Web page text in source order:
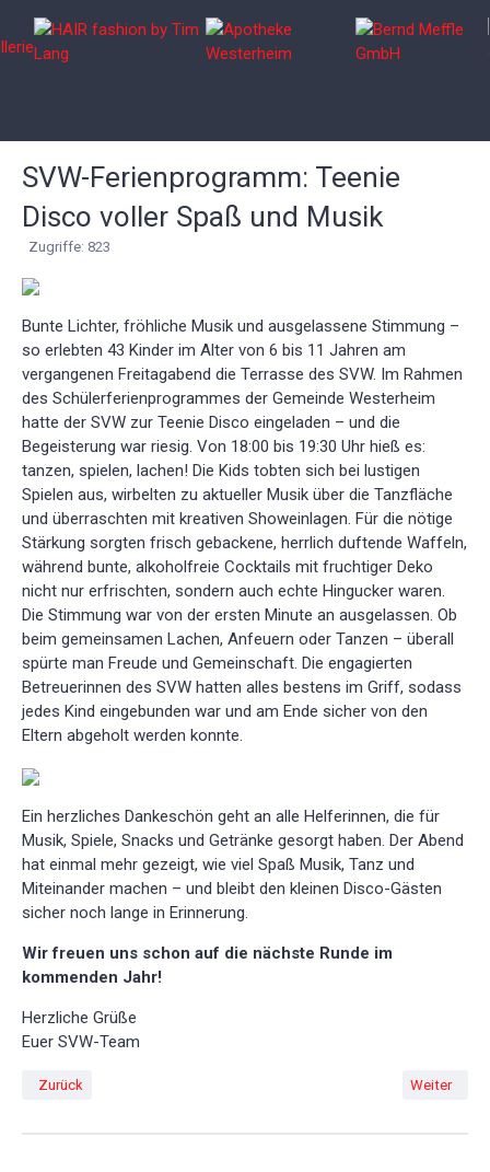
SVW-Ferienprogramm: Teenie
Disco voller Spaß und Musik
Zugriffe: 823
Bunte Lichter, fröhliche Musik und ausgelassene Stimmung –
so erlebten 43 Kinder im Alter von 6 bis 11 Jahren am
vergangenen Freitagabend die Terrasse des SVW. Im Rahmen
des Schülerferienprogrammes der Gemeinde Westerheim
hatte der SVW zur Teenie Disco eingeladen – und die
Begeisterung war riesig. Von 18:00 bis 19:30 Uhr hieß es:
tanzen, spielen, lachen! Die Kids tobten sich bei lustigen
Spielen aus, wirbelten zu aktueller Musik über die Tanzfläche
und überraschten mit kreativen Showeinlagen. Für die nötige
Stärkung sorgten frisch gebackene, herrlich duftende Waffeln,
während bunte, alkoholfreie Cocktails mit fruchtiger Deko
nicht nur erfrischten, sondern auch echte Hingucker waren.
Die Stimmung war von der ersten Minute an ausgelassen. Ob
beim gemeinsamen Lachen, Anfeuern oder Tanzen – überall
spürte man Freude und Gemeinschaft. Die engagierten
Betreuerinnen des SVW hatten alles bestens im Griff, sodass
jedes Kind eingebunden war und am Ende sicher von den
Eltern abgeholt werden konnte.
Ein herzliches Dankeschön geht an alle Helferinnen, die für
Musik, Spiele, Snacks und Getränke gesorgt haben. Der Abend
hat einmal mehr gezeigt, wie viel Spaß Musik, Tanz und
Miteinander machen – und bleibt den kleinen Disco-Gästen
sicher noch lange in Erinnerung.
Wir freuen uns schon auf die nächste Runde im
kommenden Jahr!
Herzliche Grüße
Euer SVW-Team
Vorheriger Beitrag: Gelungener Ausflug der Turnabteilung des SV
Zurück Nächster
Weiter